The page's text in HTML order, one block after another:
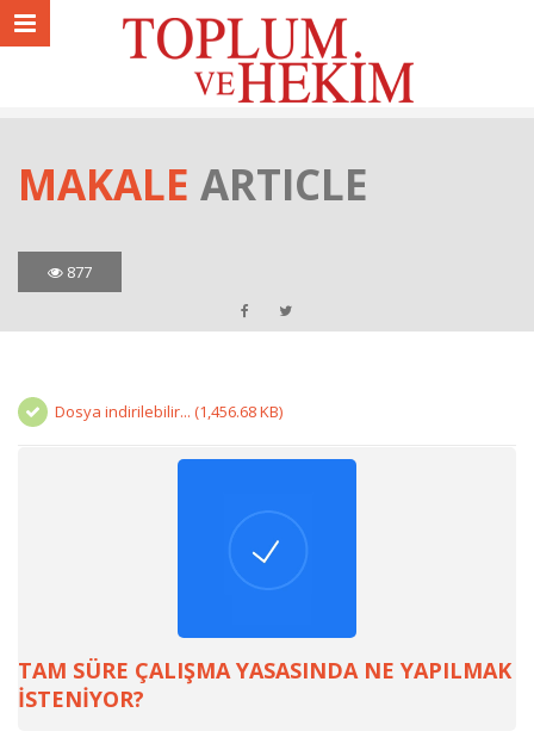
MAKALE ARTICLE
877
Dosya indirilebilir... (1,456.68 KB)
TAM SÜRE ÇALIŞMA YASASINDA NE YAPILMAK
İSTENİYOR?